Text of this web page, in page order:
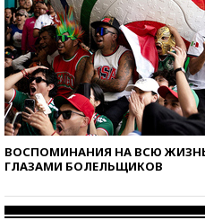
ВОСПОМИНАНИЯ НА ВСЮ
ГЛАЗАМИ БОЛЕЛЬЩИКОВ